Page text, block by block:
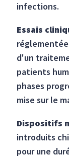
infections.
Essais
d'un
patients
phases
mise sur le
Dispositifs
introduits
pour une